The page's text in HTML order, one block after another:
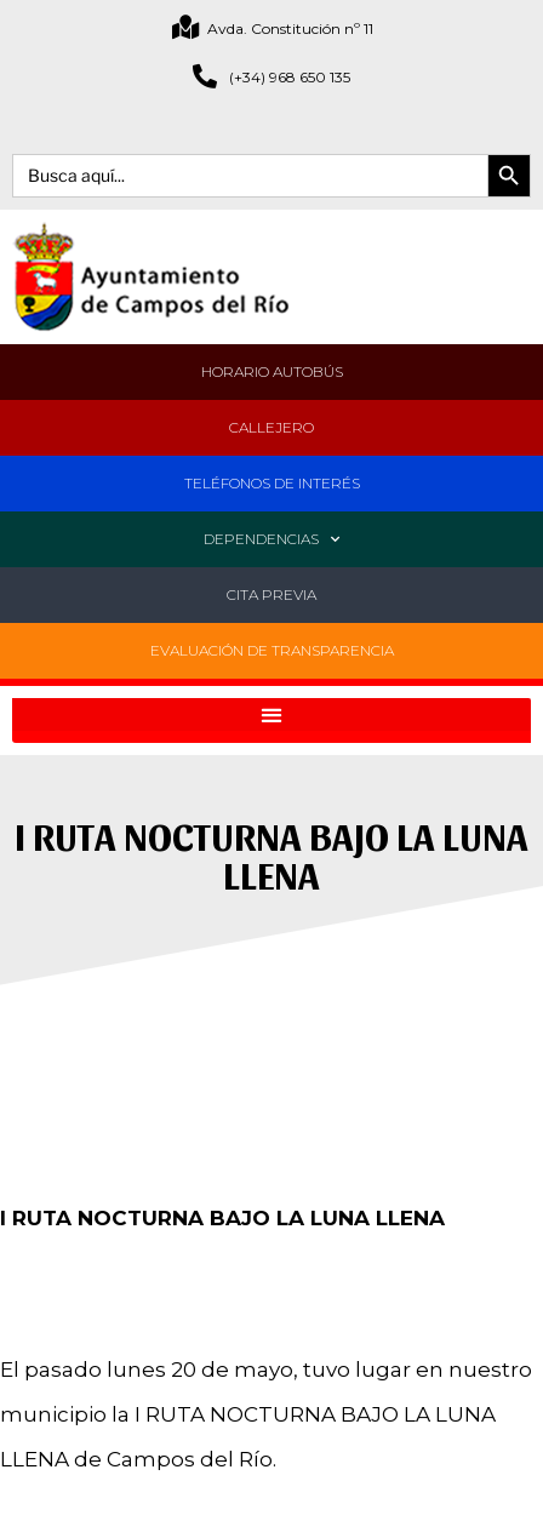
Avda. Constitución nº 11
(+34) 968 650 135
Buscar: Botón de
HORARIO AUTOBÚS
CALLEJERO
TELÉFONOS DE INTERÉS
DEPENDENCIAS
CITA PREVIA
EVALUACIÓN DE TRANSPARENCIA
I RUTA NOCTURNA BAJO LA LUNA
LLENA
I RUTA NOCTURNA BAJO LA LUNA LLENA
El pasado lunes 20 de mayo, tuvo lugar en nuestro
municipio la I RUTA NOCTURNA BAJO LA LUNA
LLENA de Campos del Río.